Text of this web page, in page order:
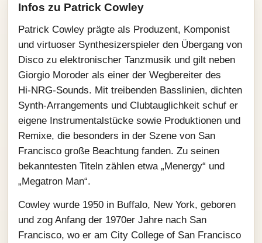
Infos zu Patrick Cowley
Patrick Cowley prägte als Produzent, Komponist
und virtuoser Synthesizerspieler den Übergang von
Disco zu elektronischer Tanzmusik und gilt neben
Giorgio Moroder als einer der Wegbereiter des
Hi‑NRG‑Sounds. Mit treibenden Basslinien, dichten
Synth‑Arrangements und Clubtauglichkeit schuf er
eigene Instrumentalstücke sowie Produktionen und
Remixe, die besonders in der Szene von San
Francisco große Beachtung fanden. Zu seinen
bekanntesten Titeln zählen etwa „Menergy“ und
„Megatron Man“.
Cowley wurde 1950 in Buffalo, New York, geboren
und zog Anfang der 1970er Jahre nach San
Francisco, wo er am City College of San Francisco